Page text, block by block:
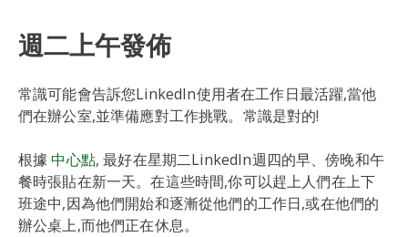
週二上午發佈
常識可能會告訴您LinkedIn使用者在工作日最活躍,當他
們在辦公室,並準備應對工作挑戰。常識是對的!
根據中心點, 最好在星期二LinkedIn週四的早、傍晚和午
餐時張貼在新一天。在這些時間,你可以趕上人們在上下
班途中,因為他們開始和逐漸從他們的工作日,或在他們的
辦公桌上,而他們正在休息。